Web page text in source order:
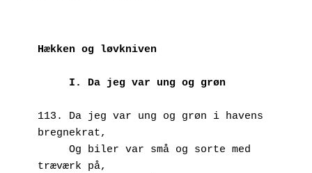
Hækken og løvkniven
I. Da jeg var ung og grøn
113. Da jeg var ung og grøn i havens
bregnekrat,
træværk på,